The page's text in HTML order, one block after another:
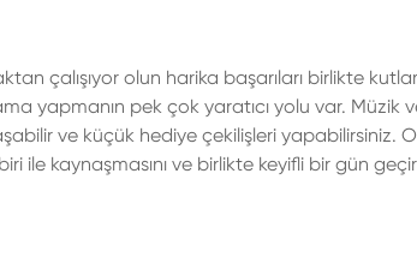
çalışıyor olun harika başarıları birlikte
yapmanın pek çok yaratıcı yolu var.
ve küçük hediye çekilişleri
ile kaynaşmasını ve birlikte keyifli bir gün